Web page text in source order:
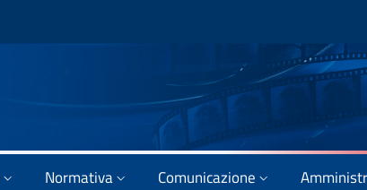
Normativa Comunicazione